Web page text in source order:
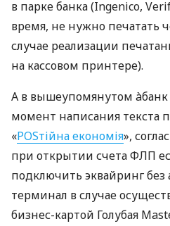
в парке банка (Ingenico,
время, не нужно печатать
случае реализации
на кассовом принтере).
А в вышеупомянутом àбанк
момент написания текста
«POSтійна економія»,
при открытии счета ФЛП
подключить эквайринг без
терминал в случае
бизнес-картой Голубая